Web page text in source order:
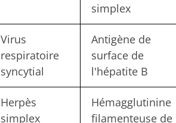
simplex
Virus
respiratoire
syncytial
Antigène de
surface de
l'hépatite B
Herpès
simplex
Hémagglutinine
filamenteuse de